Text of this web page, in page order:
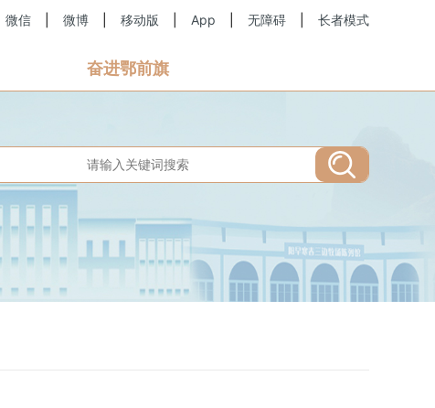
微信 微博 移动版 App 无障碍 长者模式
奋进鄂前旗